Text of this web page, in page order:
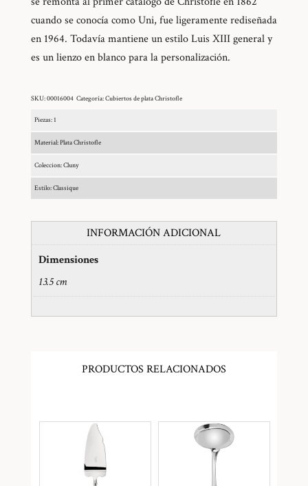
cuando se conocía como Uni, fue ligeramente rediseñada
en 1964. Todavía mantiene un estilo Luis XIII general y
es un lienzo en blanco para la personalización.
SKU:00016004 Categoría:Cubiertos de plata Christofle
Piezas: 1
Material: Plata Christofle
Coleccion: Cluny
Estilo: Classique
INFORMACIÓN ADICIONAL
Dimensiones
13.5 cm
PRODUCTOS RELACIONADOS